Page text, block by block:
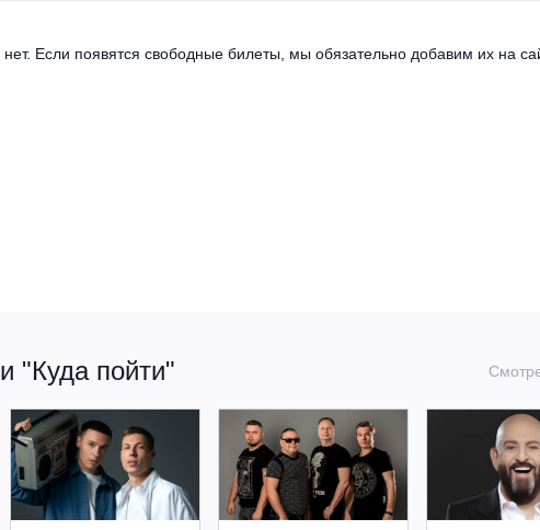
Если появятся свободные билеты, мы обязательно добавим их на
"Куда пойти"